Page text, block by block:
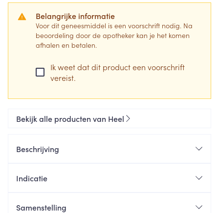
Belangrijke informatie
Voor dit geneesmiddel is een voorschrift nodig. Na
beoordeling door de apotheker kan je het komen
afhalen en betalen.
Ik weet dat dit product een voorschrift
vereist.
Bekijk alle producten van Heel
Beschrijving
Indicatie
Samenstelling